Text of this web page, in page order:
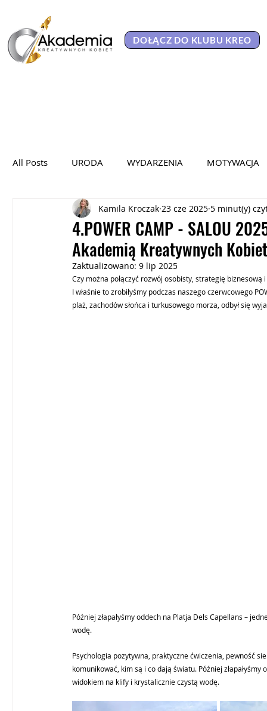
DOŁĄCZ DO KLUBU KREO
All Posts URODA WYDARZENIA MOTYWACJA
KAMPANIA SPOŁECZNA WYWIADY WYKŁADY
HER POWER 2025 PORTRETY KOBIET
4.POWER CAMP - SALOU
Akademią Kreatywnych
Kamila Kroczak 23 cze 2025 5 minut(y)
Zaktualizowano: 9 lip 2025
Czy można połączyć rozwój osobisty, strategię
I właśnie to zrobiłyśmy podczas naszego czerwcowego
plaż, zachodów słońca i turkusowego morza, odbył się
Później złapałyśmy oddech na Platja Dels Capellans –
wodę.
Psychologia pozytywna, praktyczne ćwiczenia, pewność
komunikować, kim są i co dają światu. Później
widokiem na klify i krystalicznie czystą wodę.